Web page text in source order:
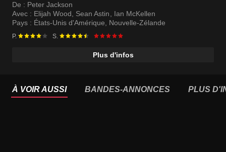
De : Peter Jackson
Avec : Elijah Wood, Sean Astin, Ian McKellen
Pays : États-Unis d'Amérique, Nouvelle-Zélande
P. S.
Plus d'infos
À VOIR AUSSI BANDES-ANNONCES PLUS